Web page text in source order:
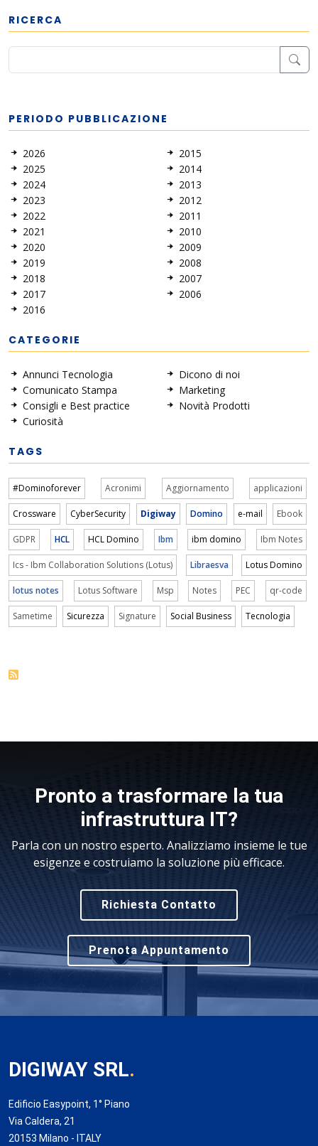
RICERCA
PERIODO PUBBLICAZIONE
2026
2025
2024
2023
2022
2021
2020
2019
2018
2017
2016
2015
2014
2013
2012
2011
2010
2009
2008
2007
2006
CATEGORIE
Annunci Tecnologia
Comunicato Stampa
Consigli e Best practice
Curiosità
Dicono di noi
Marketing
Novità Prodotti
TAGS
#Dominoforever Acronimi Aggiornamento applicazioni
Crossware CyberSecurity Digiway Domino e-mail Ebook
GDPR HCL HCL Domino Ibm ibm domino Ibm Notes
Ics - Ibm Collaboration Solutions (Lotus) Libraesva Lotus Domino
lotus notes Lotus Software Msp Notes PEC qr-code
Sametime Sicurezza Signature Social Business Tecnologia
Pronto a trasformare la tua
infrastruttura IT?
Parla con un nostro esperto. Analizziamo insieme le tue
esigenze e costruiamo la soluzione più efficace.
Richiesta Contatto
Prenota Appuntamento
DIGIWAY SRL.
Edificio Easypoint, 1° Piano
Via Caldera, 21
20153 Milano - ITALY